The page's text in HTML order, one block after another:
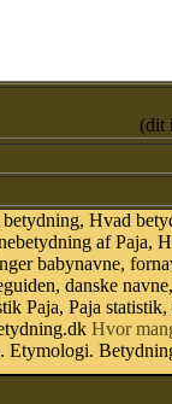
(dit
Hvad
af Paja,
babynavne,
danske
Paja, Paja
Hvor
Etymologi.